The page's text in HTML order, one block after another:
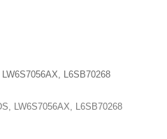
L6SB70268
LW6S7056AX, L6SB70268